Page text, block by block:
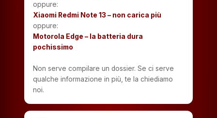
oppure:
Xiaomi Redmi Note 13 – non carica più
oppure:
Motorola Edge – la batteria dura
pochissimo
Non serve compilare un dossier. Se ci serve
qualche informazione in più, te la chiediamo
noi.